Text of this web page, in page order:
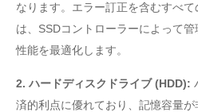
なります。エラー訂正を含むすべ
は、SSDコントローラーによって
性能を最適化します。
2. ハードディスクドライブ (HDD):
済的利点に優れており、記憶容量